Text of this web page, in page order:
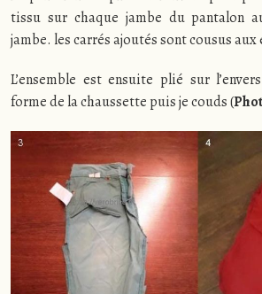
tissu sur chaque jambe du pantalon
jambe. les carrés ajoutés sont cousus
L’ensemble est ensuite plié sur
forme de la chaussette puis je couds (